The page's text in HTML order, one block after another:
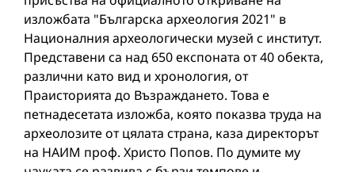
изложбата "Българска археология 2021" в
Националния археологически музей с институт.
Представени са над 650 експоната от 40 обекта,
различни като вид и хронология, от
Праисторията до Възраждането. Това е
петнадесетата изложба, която показва труда на
археолозите от цялата страна, каза директорът
на НАИМ проф. Христо Попов. По думите му